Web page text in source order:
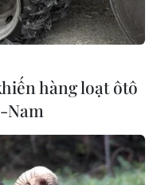
trẻ tử vong sau
hàng loạt ôtô
Nam